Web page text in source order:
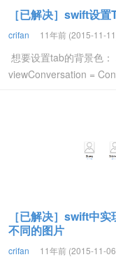
［已解决］swift设
crifan 11年前 (2015-11-
想要设置tab的背景色
viewConversation =
［已解决］swift中
不同的图片
crifan 11年前 (2015-11-